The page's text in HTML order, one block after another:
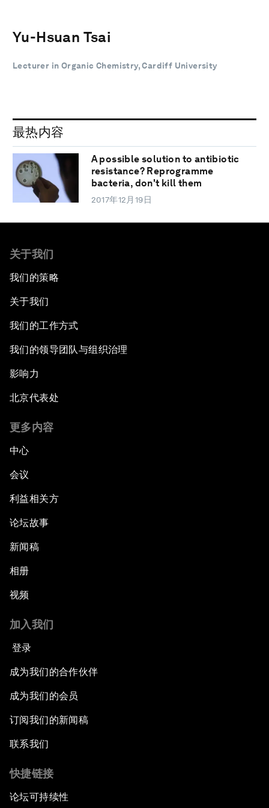
Yu-Hsuan Tsai
Lecturer in Organic Chemistry, Cardiff University
最热内容
A possible solution to antibiotic
resistance? Reprogramme
bacteria, don't kill them
2017年12月19日
关于我们
我们的策略
关于我们
我们的工作方式
我们的领导团队与组织治理
影响力
北京代表处
更多内容
中心
会议
利益相关方
论坛故事
新闻稿
相册
视频
加入我们
登录
成为我们的合作伙伴
成为我们的会员
订阅我们的新闻稿
联系我们
快捷链接
论坛可持续性